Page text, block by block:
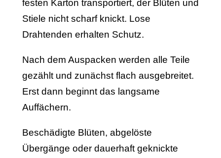
festen Karton transportiert, der Blüten und
Stiele nicht scharf knickt. Lose
Drahtenden erhalten Schutz.
Nach dem Auspacken werden alle Teile
gezählt und zunächst flach ausgebreitet.
Erst dann beginnt das langsame
Auffächern.
Beschädigte Blüten, abgelöste
Übergänge oder dauerhaft geknickte